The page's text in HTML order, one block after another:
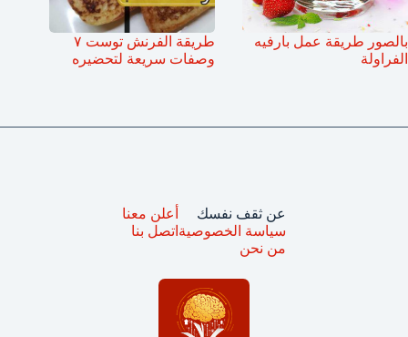
بالصور طريقة عمل بارفيه
الفراولة
طريقة الفرنش توست ٧
وصفات سريعة لتحضيره
عن ثقف نفسك
سياسة الخصوصية
من نحن
أعلن معنا
اتصل بنا